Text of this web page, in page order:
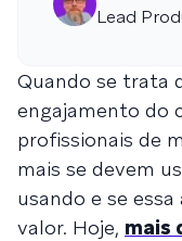
Lead
Quando se trata
engajamento do
profissionais de
mais se devem
usando e se
valor. Hoje, mais